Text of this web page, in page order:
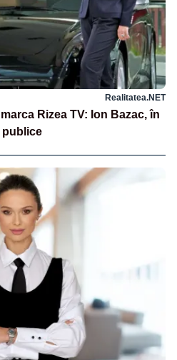
Realitatea.NET
Rizea TV: Ion Bazac, în
publice